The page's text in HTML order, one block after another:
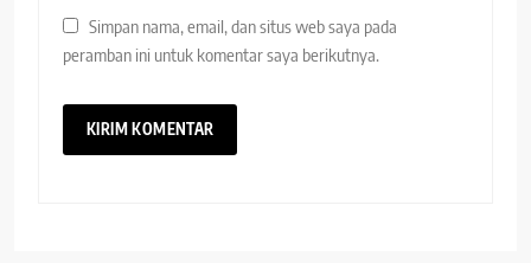
Simpan nama, email, dan situs web saya pada
peramban ini untuk komentar saya berikutnya.